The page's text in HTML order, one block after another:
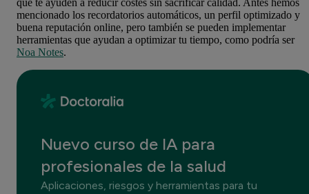
que te ayuden a reducir costes sin sacrificar calidad. Antes hemos
mencionado los recordatorios automáticos, un perfil optimizado y
buena reputación online, pero también se pueden implementar
herramientas que ayudan a optimizar tu tiempo, como podría ser
Noa Notes.
Nuevo curso de IA para
profesionales de la salud
Aplicaciones, riesgos y herramientas para tu